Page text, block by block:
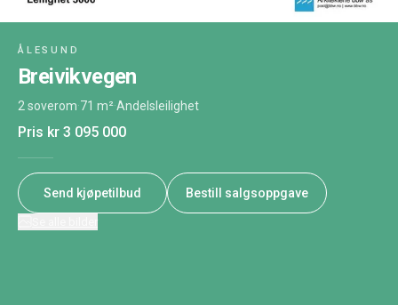
ÅLESUND
Breivikvegen
2 soverom·71 m²·Andelsleilighet
Pris kr 3 095 000
Send kjøpetilbud Bestill salgsoppgave